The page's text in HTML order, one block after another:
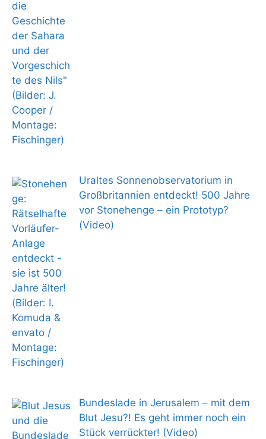
Uraltes Sonnenobservatorium in
Großbritannien entdeckt! 500 Jahre
vor Stonehenge – ein Prototyp?
(Video)
Bundeslade in Jerusalem – mit dem
Blut Jesu?! Es geht immer noch ein
Stück verrückter! (Video)